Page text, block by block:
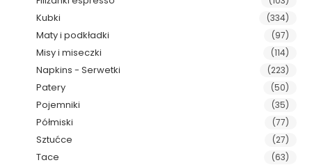
Kubki (334)
Maty i podkładki (97)
Misy i miseczki (114)
Napkins - Serwetki (223)
Patery (50)
Pojemniki (35)
Półmiski (77)
Sztućce (27)
Tace (63)